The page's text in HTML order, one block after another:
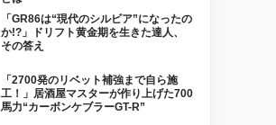
「GR86は“現代のシルビア”になったの
か!?」ドリフト黄金期を生きた達人、
その答え
「2700発のリベット補強まで自ら施
工！」居酒屋マスターが作り上げた700
馬力“カーボンケブラーGT-R”